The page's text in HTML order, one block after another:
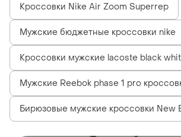
Кроссовки Nike Air Zoom Superrep
Мужские бюджетные кроссовки nike
Кроссовки мужские lacoste black
Мужские Reebok phase 1 pro
Бирюзовые мужские кроссовки New